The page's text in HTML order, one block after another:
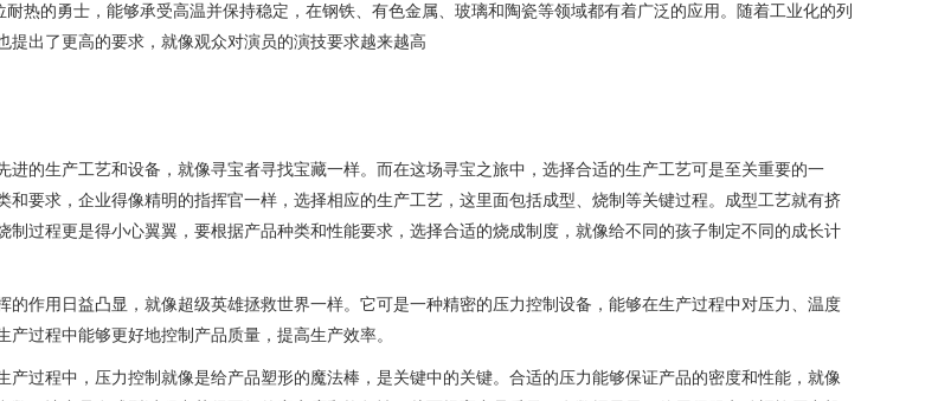
热的勇士，能够承受高温并保持稳定，在钢铁、有色金属、玻璃和陶瓷等领域都有着广泛的应用。随着工业化的列
出了更高的要求，就像观众对演员的演技要求越来越高
的生产工艺和设备，就像寻宝者寻找宝藏一样。而在这场寻宝之旅中，选择合适的生产工艺可是至关重要的一
要求，企业得像精明的指挥官一样，选择相应的生产工艺，这里面包括成型、烧制等关键过程。成型工艺就有挤
过程更是得小心翼翼，要根据产品种类和性能要求，选择合适的烧成制度，就像给不同的孩子制定不同的成长计
的作用日益凸显，就像超级英雄拯救世界一样。它可是一种精密的压力控制设备，能够在生产过程中对压力、温度
过程中能够更好地控制产品质量，提高生产效率。
过程中，压力控制就像是给产品塑形的魔法棒，是关键中的关键。合适的压力能够保证产品的密度和性能，就像